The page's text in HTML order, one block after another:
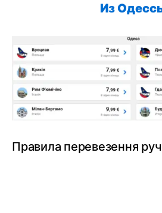
Из
Правила перевезення